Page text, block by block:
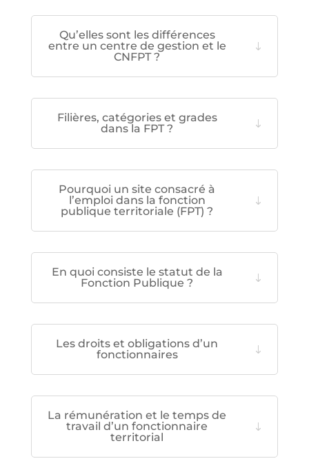
Qu’elles sont les différences
entre un centre de gestion et le
CNFPT ?
Filières, catégories et grades
dans la FPT ?
Pourquoi un site consacré à
l’emploi dans la fonction
publique territoriale (FPT) ?
En quoi consiste le statut de la
Fonction Publique ?
Les droits et obligations d’un
fonctionnaires
La rémunération et le temps de
travail d’un fonctionnaire
territorial